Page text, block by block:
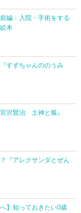
編：入院・手術をする
本
すずちゃんののうみ
沢賢治 土神と狐』
『アレクサンダとぜん
】知っておきたい0歳